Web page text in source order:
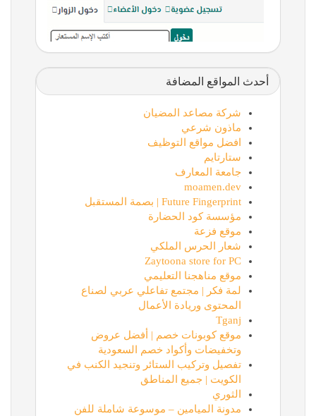
أحدث المواقع المضافة
شركة مصاعد المضيان
ماذون شرعي
افضل مواقع التوظيف
ستارتايم
جامعة المعارف
moamen.dev
Future Fingerprint | بصمة المستقبل
مؤسسة كود الحضارة
موقع فزعة
شعار الحرس الملكي
Zaytoona store for PC
موقع مناهجنا التعليمي
لمة فكر | مجتمع تفاعلي عربي لصناع
المحتوى وريادة الأعمال
Tganj
موقع كوبونات خصم | أفضل عروض
وتخفيضات وأكواد خصم السعودية
تفصيل وتركيب الستائر وتنجيد الكنب في
الكويت | جميع المناطق
الثوري
مدونة الميامين – موسوعة شاملة للفن